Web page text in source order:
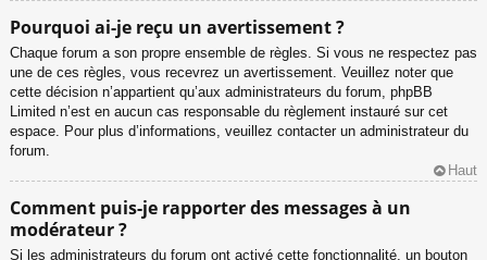
Pourquoi ai-je reçu un avertissement ?
Chaque forum a son propre ensemble de règles. Si vous ne respectez pas
une de ces règles, vous recevrez un avertissement. Veuillez noter que
cette décision n’appartient qu’aux administrateurs du forum, phpBB
Limited n’est en aucun cas responsable du règlement instauré sur cet
espace. Pour plus d’informations, veuillez contacter un administrateur du
forum.
Haut
Comment puis-je rapporter des messages à un
modérateur ?
Si les administrateurs du forum ont activé cette fonctionnalité, un bouton